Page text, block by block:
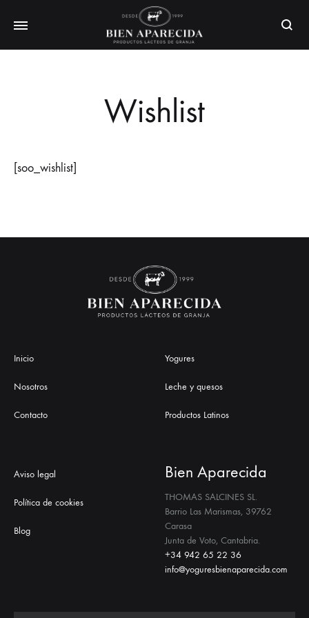
Buscar
Wishlist
[soo_wishlist]
Inicio
Nosotros
Contacto
Yogures
Leche y quesos
Productos Latinos
Aviso legal
Política de cookies
Blog
Bien Aparecida
THOMAS SALCINES SL.
Barrio Las Marismas, 39762
Carasa
Junta de Voto, Cantabria.
+34 942 65 22 36
info@yoguresbienaparecida.com